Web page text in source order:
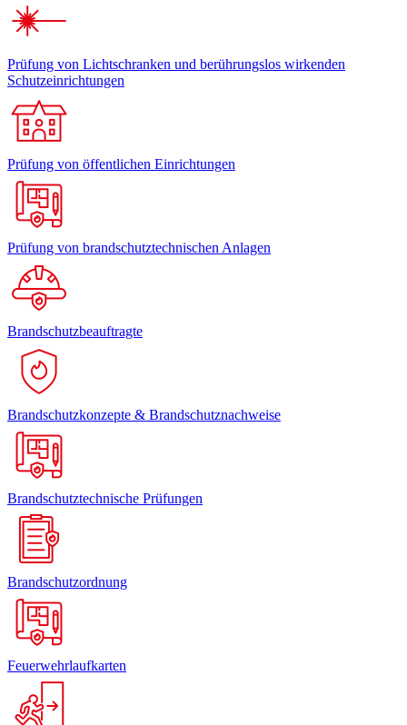
Prüfung von Lichtschranken und berührungslos wirkenden
Schutzeinrichtungen
Prüfung von öffentlichen Einrichtungen
Prüfung von brandschutztechnischen Anlagen
Brandschutzbeauftragte
Brandschutzkonzepte & Brandschutznachweise
Brandschutztechnische Prüfungen
Brandschutzordnung
Feuerwehrlaufkarten